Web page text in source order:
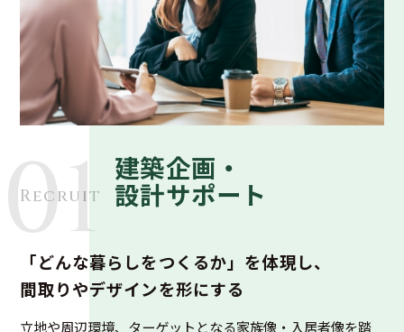
Recruit
01 建築企画・
設計サポート
「どんな暮らしをつくるか」を体現し、
間取りやデザインを形にする
立地や周辺環境、ターゲットとなる家族像・入居者像を踏